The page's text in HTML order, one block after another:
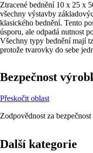
Ztracené bednění 10 x 25 x
všechny výstavby
klasického bednění. Tento
úsporu, ale odpadá nutnost
Všechny typy bednění mají
protože tvarovky do sebe
Bezpečnost
Přeskočit oblast
Zodpovědnost za
Další kategorie